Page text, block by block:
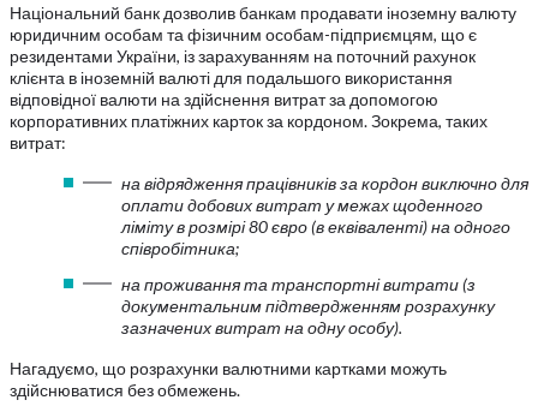
Національний банк дозволив банкам продавати іноземну валюту
юридичним особам та фізичним особам-підприємцям, що є
резидентами України, із зарахуванням на поточний рахунок
клієнта в іноземній валюті для подальшого використання
відповідної валюти на здійснення витрат за допомогою
корпоративних платіжних карток за кордоном. Зокрема, таких
витрат:
на відрядження працівників за кордон виключно для
оплати добових витрат у межах щоденного
ліміту в розмірі 80 євро (в еквіваленті) на одного
співробітника;
на проживання та транспортні витрати (з
документальним підтвердженням розрахунку
зазначених витрат на одну особу).
Нагадуємо, що розрахунки валютними картками можуть
здійснюватися без обмежень.